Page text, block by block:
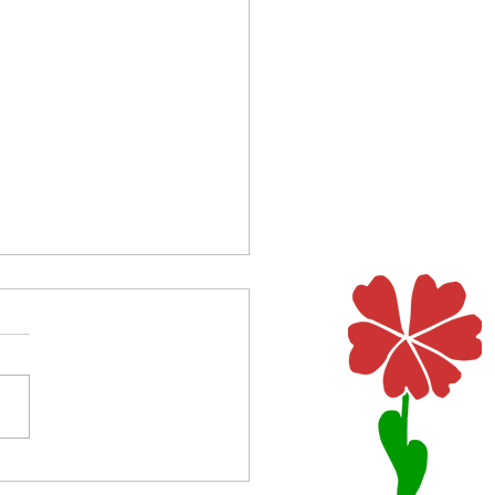
Kinder lachen so
bist mit ihnen. Sie sind